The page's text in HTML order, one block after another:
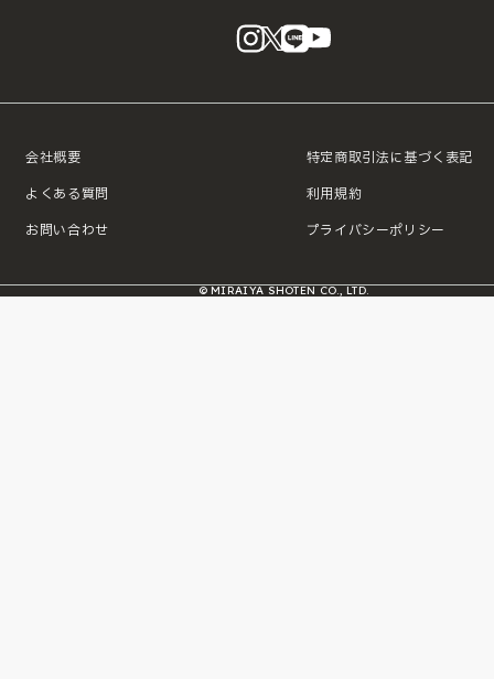
instagram
X LINE
会社概要
よくある質問
お問い合わせ
特定商取引法に基づく表記
利用規約
プライバシーポリシー
© MIRAIYA SHOTEN CO., LTD.